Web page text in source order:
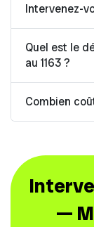
Intervenez-
Quel est le
au 1163 ?
Combien
—